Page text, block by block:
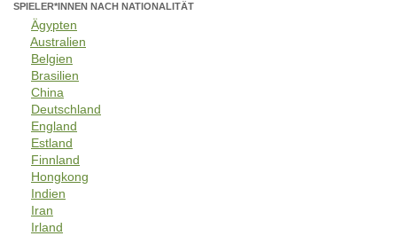
SPIELER*INNEN NACH NATIONALITÄT
Ägypten
Australien
Belgien
Brasilien
China
Deutschland
England
Estland
Finnland
Hongkong
Indien
Iran
Irland